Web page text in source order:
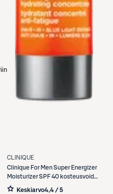
CLINIQUE
Clinique For Men Super Energizer
Moisturizer SPF 40 kosteusvoide
48 ml
Keskiarvo4,4 / 5